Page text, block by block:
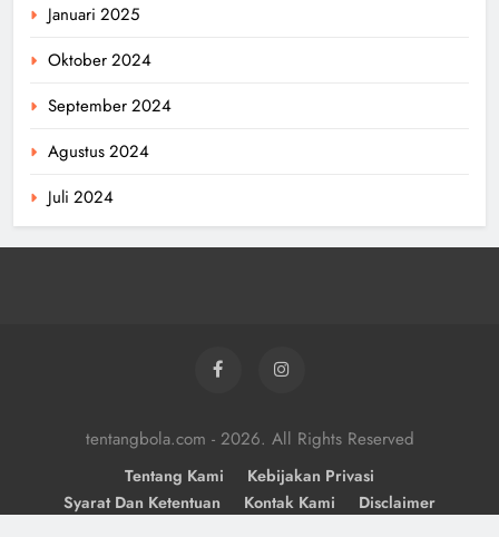
Januari 2025
Oktober 2024
September 2024
Agustus 2024
Juli 2024
tentangbola.com - 2026. All Rights Reserved
Tentang Kami
Kebijakan Privasi
Syarat Dan Ketentuan
Kontak Kami Disclaimer